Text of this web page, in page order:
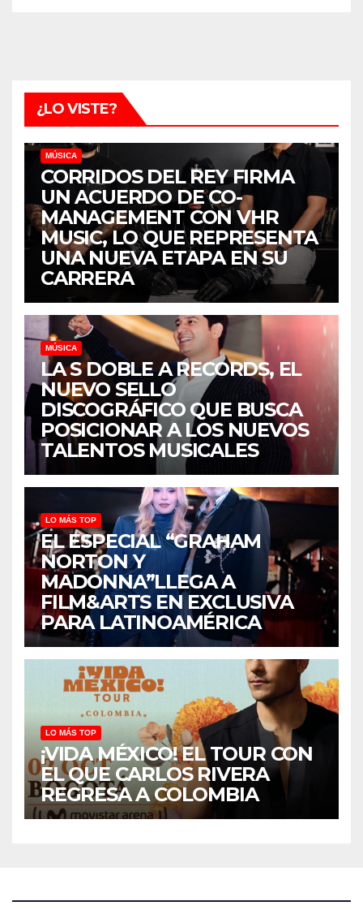
¿LO VISTE?
MÚSICA
CORRIDOS DEL REY FIRMA
UN ACUERDO DE CO-
MANAGEMENT CON VHR
MUSIC, LO QUE REPRESENTA
UNA NUEVA ETAPA EN SU
CARRERA
MÚSICA
LA S DOBLE A RECORDS, EL
NUEVO SELLO
DISCOGRÁFICO QUE BUSCA
POSICIONAR A LOS NUEVOS
TALENTOS MUSICALES
LO MÁS TOP
EL ESPECIAL “GRAHAM
NORTON Y
MADONNA”LLEGA A
FILM&ARTS EN EXCLUSIVA
PARA LATINOAMÉRICA
LO MÁS TOP
¡VIDA MÉXICO! EL TOUR CON
EL QUE CARLOS RIVERA
REGRESA A COLOMBIA